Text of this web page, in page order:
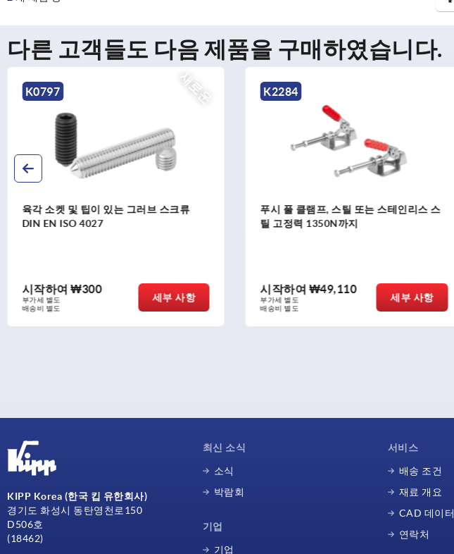
다른 고객들도 다음 제품을 구매하였습니다.
K2284
푸시 풀 클램프, 스틸 또는 스테인리스 스
틸 고정력 1350N까지
시작하여₩49,110
부가세 별도
배송비 별도
세부 사항
K0084
푸시 풀 클램프 마운팅 브라켓 유
시작하여₩73,820
부가세 별도
배송비 별도
세부 사항
KIPP Korea (한국 킵 유한회사)
경기도 화성시 동탄영천로150
D506호
(18462)
최신 소식
소식
박람회
기업
기업
서비스
배송 조건
재료 개요
CAD 데이터
연락처